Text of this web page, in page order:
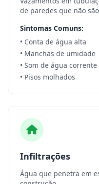
de paredes que não
Sintomas Comuns:
• Conta de água alta
• Manchas de umidade
• Som de água corrente
• Pisos molhados
Infiltrações
Água que penetra em